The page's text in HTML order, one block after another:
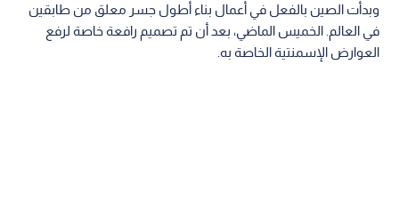
وبدأت الصين بالفعل في أعمال بناء أطول جسر معلق من طابقين
في العالم. الخميس الماضي، بعد أن تم تصميم رافعة خاصة لرفع
العوارض الإسمنتية الخاصة به.